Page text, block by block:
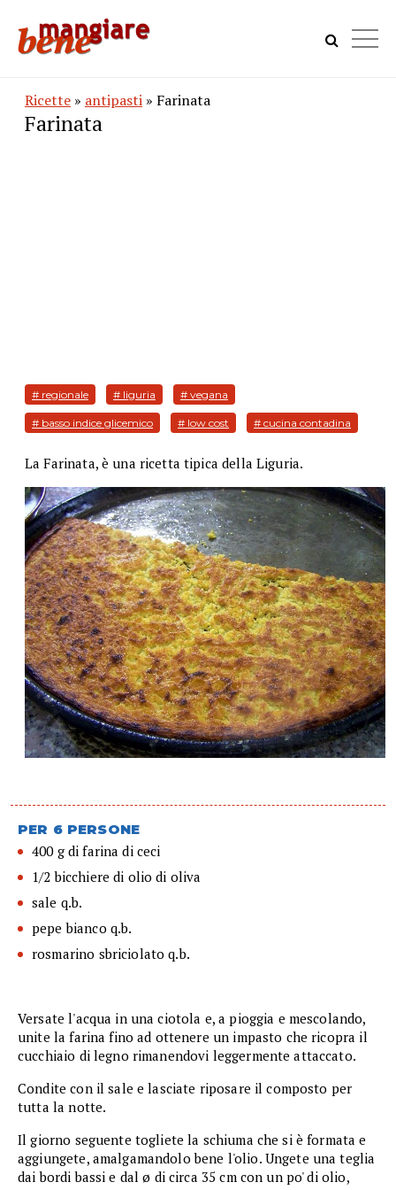
Ricette » antipasti » Farinata
Farinata
# regionale # liguria # vegana
# basso indice glicemico # low cost # cucina contadina
La Farinata, è una ricetta tipica della Liguria.
PER 6 PERSONE
400 g di farina di ceci
1/2 bicchiere di olio di oliva
sale q.b.
pepe bianco q.b.
rosmarino sbriciolato q.b.
Versate l'acqua in una ciotola e, a pioggia e mescolando,
unite la farina fino ad ottenere un impasto che ricopra il
cucchiaio di legno rimanendovi leggermente attaccato.
Condite con il sale e lasciate riposare il composto per
tutta la notte.
Il giorno seguente togliete la schiuma che si è formata e
aggiungete, amalgamandolo bene l'olio. Ungete una teglia
dai bordi bassi e dal ø di circa 35 cm con un po' di olio,